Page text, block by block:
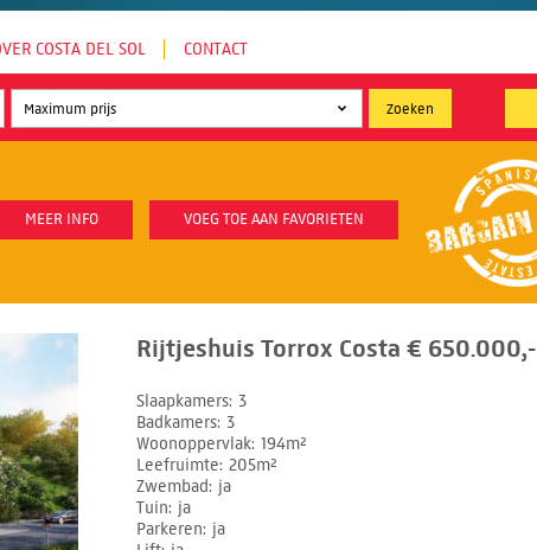
COSTA DEL SOL CONTACT
MEER INFO VOEG TOE AAN FAVORIETEN
Rijtjeshuis Torrox Costa € 650.000,-
Slaapkamers 3
Badkamers 3
Woonoppervlak 194m²
Leefruimte 205m²
Zwembad
ja
Tuin ja
Parkeren ja